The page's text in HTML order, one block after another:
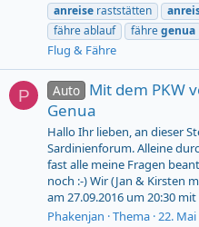
anreise raststätten
fähre ablauf
fähregenua
Flug & Fähre
P Auto Mit dem PKW
Genua
Hallo Ihr lieben, an dieser
Sardinienforum. Alleine
fast alle meine Fragen
noch :-) Wir (Jan & Kirsten
am 27.09.2016 um 20:30
Phakenjan Thema 22. Mai